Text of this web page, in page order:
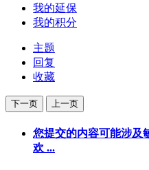
我的延保
我的积分
主题
回复
收藏
下一页 上一页
您提交的内容可能涉及
欢 ...